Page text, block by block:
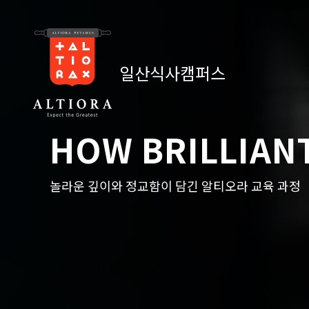
일산식사캠퍼스
HOW
놀라운 깊이와 정교함이 담긴 알티오라 교육 과정